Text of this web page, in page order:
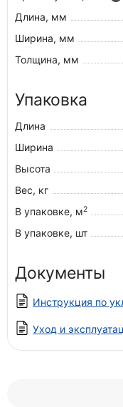
Длина, мм
Ширина, мм
Толщина, мм
Упаковка
Длина
Ширина
Высота
Вес, кг
В упаковке, м2
В упаковке, шт
Документы
Инструкция по
Уход и